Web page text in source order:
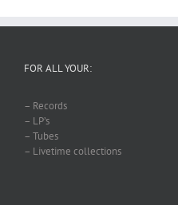
FOR ALL YOUR:
– Records
– LP’s
– Tubes
– Livetime collections